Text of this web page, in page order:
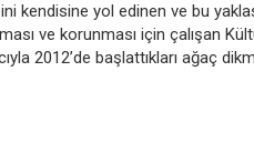
kendisine yol edinen ve bu
ve korunması için çalışan
2012’de başlattıkları ağaç